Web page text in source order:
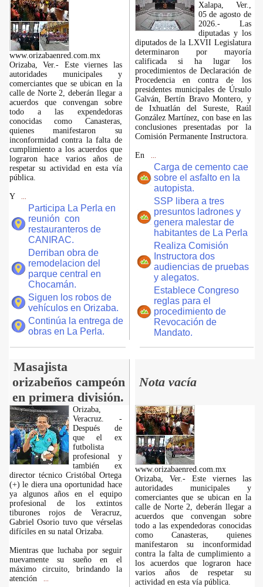
www.orizabaenred.com.mx
Orizaba, Ver.- Este viernes las
autoridades municipales y
comerciantes que se ubican en la
calle de Norte 2, deberán llegar a
acuerdos que convengan sobre
todo a las expendedoras
conocidas como Canasteras,
quienes manifestaron su
inconformidad contra la falta de
cumplimiento a los acuerdos que
lograron hace varios años de
respetar su actividad en esta vía
pública.
Y
Participa La Perla en
reunión con
restauranteros de
CANIRAC.
Derriban obra de
remodelacion del
parque central en
Chocamán.
Siguen los robos de
vehículos en Orizaba.
Continúa la entrega de
obras en La Perla.
Xalapa, Ver.,
05 de agosto de
2026.- Las
diputadas y los
diputados de la LXVII Legislatura
determinaron por mayoría
calificada si ha lugar los
procedimientos de Declaración de
Procedencia en contra de los
presidentes municipales de Úrsulo
Galván, Bertín Bravo Montero, y
de Ixhuatlán del Sureste, Raúl
González Martínez, con base en las
conclusiones presentadas por la
Comisión Permanente Instructora.
En
Carga de cemento cae
sobre el asfalto en la
autopista.
SSP libera a tres
presuntos ladrones y
genera malestar de
habitantes de La Perla
Realiza Comisión
Instructora dos
audiencias de pruebas
y alegatos.
Establece Congreso
reglas para el
procedimiento de
Revocación de
Mandato.
Masajista
orizabeños campeón
en primera división.
Nota vacía
Orizaba,
Veracruz. -
Después de
que el ex
futbolista
profesional y
también ex
director técnico Cristóbal Ortega
(+) le diera una oportunidad hace
ya algunos años en el equipo
profesional de los extintos
tiburones rojos de Veracruz,
Gabriel Osorio tuvo que vérselas
difíciles en su natal Orizaba.
Mientras que luchaba por seguir
nuevamente su sueño en el
máximo circuito, brindando la
atención
www.orizabaenred.com.mx
Orizaba, Ver.- Este viernes las
autoridades municipales y
comerciantes que se ubican en la
calle de Norte 2, deberán llegar a
acuerdos que convengan sobre
todo a las expendedoras conocidas
como Canasteras, quienes
manifestaron su inconformidad
contra la falta de cumplimiento a
los acuerdos que lograron hace
varios años de respetar su
actividad en esta vía pública.